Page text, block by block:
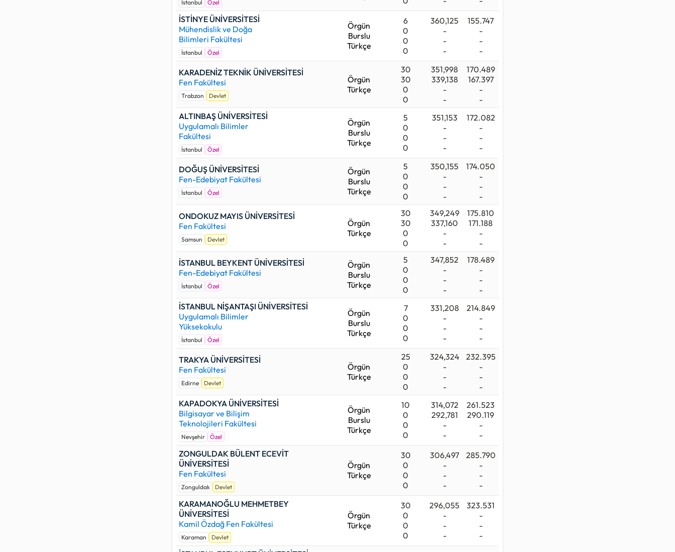
İstanbul Özel
İSTİNYE ÜNİVERSİTESİ
Mühendislik ve Doğa
Bilimleri Fakültesi
İstanbul Özel
Örgün
Burslu
Türkçe
6
0
0
0
360,125
-
-
-
155.747
-
-
-
KARADENİZ TEKNİK ÜNİVERSİTESİ
Fen Fakültesi
Trabzon Devlet
Örgün
Türkçe
30
30
0
0
351,998
339,138
-
-
170.489
167.397
-
-
ALTINBAŞ ÜNİVERSİTESİ
Uygulamalı Bilimler
Fakültesi
İstanbul Özel
Örgün
Burslu
Türkçe
5
0
0
0
351,153
-
-
-
172.082
-
-
-
DOĞUŞ ÜNİVERSİTESİ
Fen-Edebiyat Fakültesi
İstanbul Özel
Örgün
Burslu
Türkçe
5
0
0
0
350,155
-
-
-
174.050
-
-
-
ONDOKUZ MAYIS ÜNİVERSİTESİ
Fen Fakültesi
Samsun Devlet
Örgün
Türkçe
30
30
0
0
349,249
337,160
-
-
175.810
171.188
-
-
İSTANBUL BEYKENT ÜNİVERSİTESİ
Fen-Edebiyat Fakültesi
İstanbul Özel
Örgün
Burslu
Türkçe
5
0
0
0
347,852
-
-
-
178.489
-
-
-
İSTANBUL NİŞANTAŞI ÜNİVERSİTESİ
Uygulamalı Bilimler
Yüksekokulu
İstanbul Özel
Örgün
Burslu
Türkçe
7
0
0
0
331,208
-
-
-
214.849
-
-
-
TRAKYA ÜNİVERSİTESİ
Fen Fakültesi
Edirne Devlet
Örgün
Türkçe
25
0
0
0
324,324
-
-
-
232.395
-
-
-
KAPADOKYA ÜNİVERSİTESİ
Bilgisayar ve Bilişim
Teknolojileri Fakültesi
Nevşehir Özel
Örgün
Burslu
Türkçe
10
0
0
0
314,072
292,781
-
-
261.523
290.119
-
-
ZONGULDAK BÜLENT ECEVİT
ÜNİVERSİTESİ
Fen Fakültesi
Zonguldak Devlet
Örgün
Türkçe
30
0
0
0
306,497
-
-
-
285.790
-
-
-
KARAMANOĞLU MEHMETBEY
ÜNİVERSİTESİ
Kamil Özdağ Fen Fakültesi
Karaman Devlet
Örgün
Türkçe
30
0
0
0
296,055
-
-
-
323.531
-
-
-